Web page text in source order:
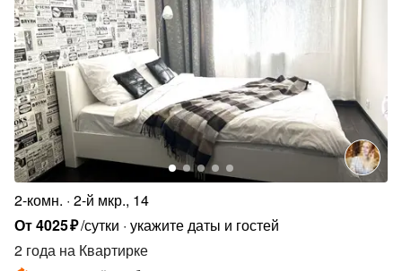
2-комн. 2-й мкр., 14
От4025₽/сутки укажите даты и гостей
2 года на Квартирке